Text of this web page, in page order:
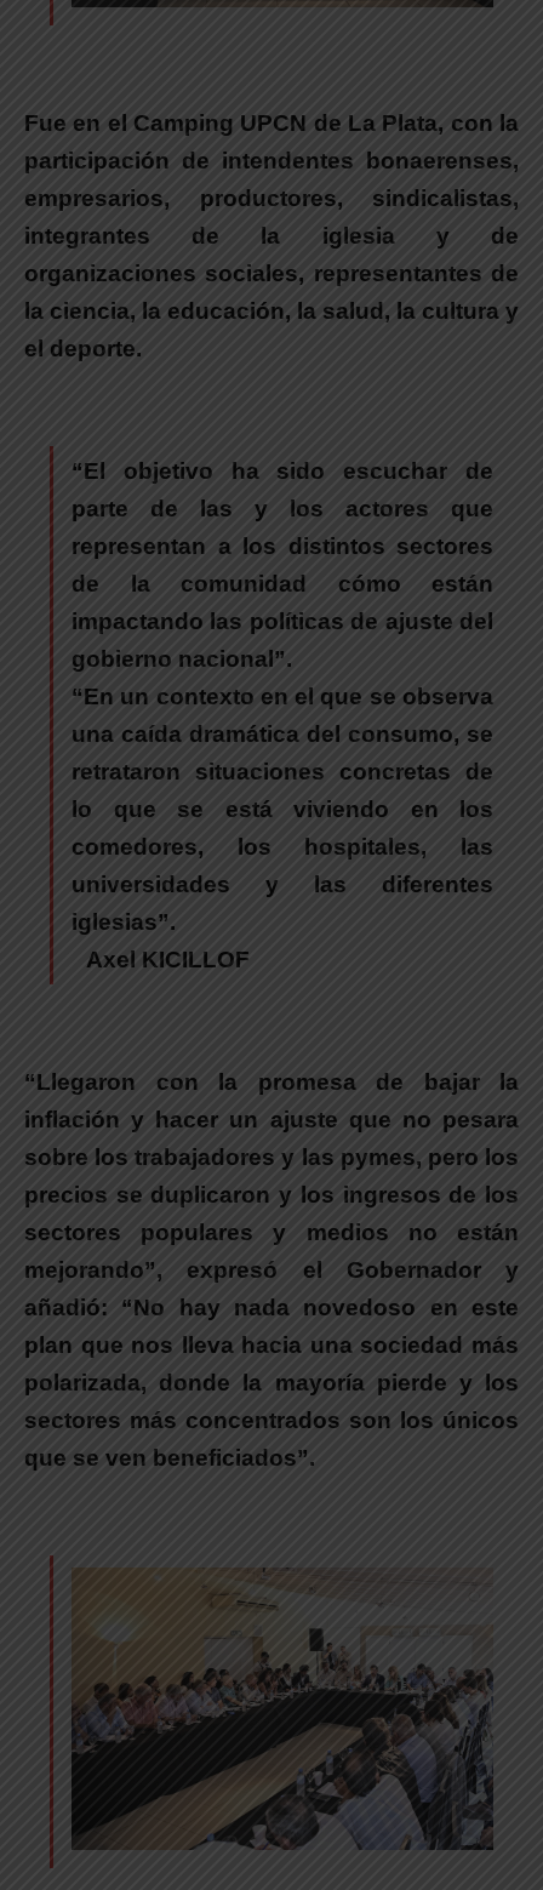
Fue en el Camping UPCN de La Plata, con la
participación de intendentes bonaerenses,
empresarios, productores, sindicalistas,
integrantes de la iglesia y de
organizaciones sociales, representantes de
la ciencia, la educación, la salud, la cultura y
el deporte.
“El objetivo ha sido escuchar de
parte de las y los actores que
representan a los distintos sectores
de la comunidad cómo están
impactando las políticas de ajuste del
gobierno nacional”.
“En un contexto en el que se observa
una caída dramática del consumo, se
retrataron situaciones concretas de
lo que se está viviendo en los
comedores, los hospitales, las
universidades y las diferentes
iglesias”.
Axel KICILLOF
“Llegaron con la promesa de bajar la
inflación y hacer un ajuste que no pesara
sobre los trabajadores y las pymes, pero los
precios se duplicaron y los ingresos de los
sectores populares y medios no están
mejorando”, expresó el Gobernador y
añadió: “No hay nada novedoso en este
plan que nos lleva hacia una sociedad más
polarizada, donde la mayoría pierde y los
sectores más concentrados son los únicos
que se ven beneficiados”.